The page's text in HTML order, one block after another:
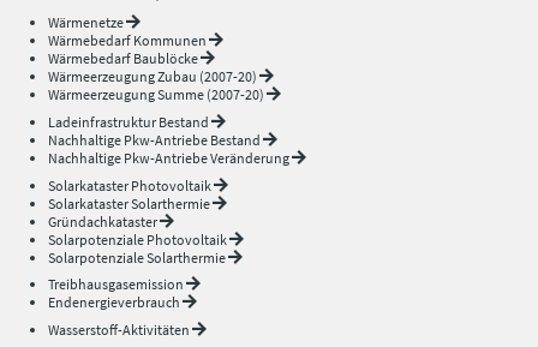
Wärmenetze
Wärmebedarf Kommunen
Wärmebedarf Baublöcke
Wärmeerzeugung Zubau (2007-20)
Wärmeerzeugung Summe (2007-20)
Ladeinfrastruktur Bestand
Nachhaltige Pkw-Antriebe Bestand
Nachhaltige Pkw-Antriebe Veränderung
Solarkataster Photovoltaik
Solarkataster Solarthermie
Gründachkataster
Solarpotenziale Photovoltaik
Solarpotenziale Solarthermie
Treibhausgasemission
Endenergieverbrauch
Wasserstoff-Aktivitäten